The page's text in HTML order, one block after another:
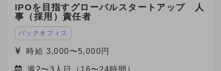
す！ 【自社の説明】 わたしたちZAZA株式会社
は、「未来を実装する。」をミッションに、 製
造業と旅行プラットフォームの領域で革新を起こ
すスタートアップ企業です。 主力事業である
「Metoree（メトリー）」は、産業用製品に特化
IPOを目指すグローバルスタートアップ 人
事（採用）責任者
バックオフィス
時給 3,000〜5,000円